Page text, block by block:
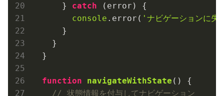
      }
catch (error) {
console .error( 'ナビゲーションに失
      }
    }
  }
function navigateWithState ( ) {
// 状態情報を付与してナビゲーション